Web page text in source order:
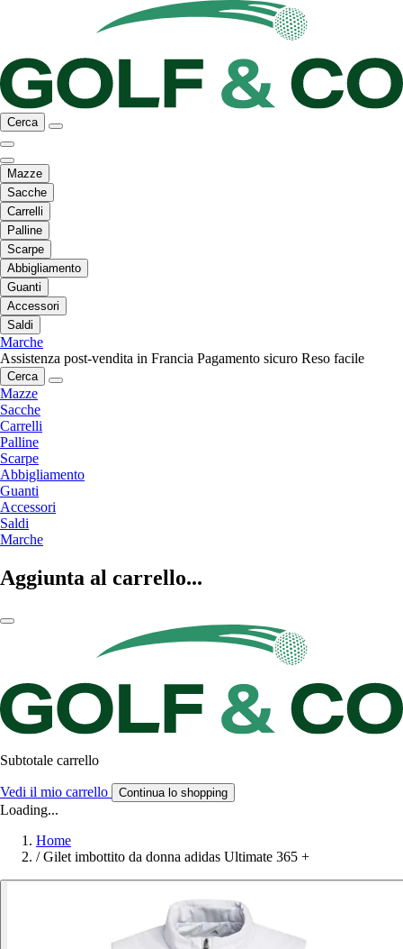
Cerca
Mazze
Sacche
Carrelli
Palline
Scarpe
Abbigliamento
Guanti
Accessori
Saldi
Marche
Assistenza post-vendita in Francia Pagamento sicuro Reso facile
Cerca
Mazze
Sacche
Carrelli
Palline
Scarpe
Abbigliamento
Guanti
Accessori
Saldi
Marche
Aggiunta al carrello...
Subtotale carrello
Vedi il mio carrello Continua lo shopping
Loading...
Home
/ Gilet imbottito da donna adidas Ultimate 365 +